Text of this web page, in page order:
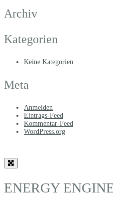
Archiv
Kategorien
Keine Kategorien
Meta
Anmelden
Eintrags-Feed
Kommentar-Feed
WordPress.org
ENERGY